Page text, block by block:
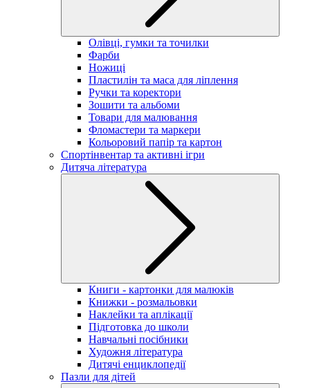
Олівці, гумки та точилки
Фарби
Ножиці
Пластилін та маса для ліплення
Ручки та коректори
Зошити та альбоми
Товари для малювання
Фломастери та маркери
Кольоровий папір та картон
Спортінвентар та активні ігри
Дитяча література
Книги - картонки для малюків
Книжки - розмальовки
Наклейки та аплікації
Підготовка до школи
Навчальні посібники
Художня література
Дитячі енциклопедії
Пазли для дітей